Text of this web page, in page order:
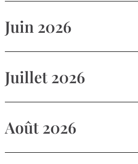
Juin 2026
Juillet 2026
Août 2026